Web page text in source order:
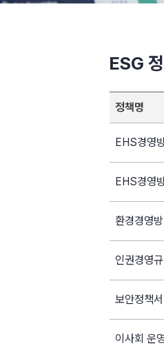
ESG
정책명
EHS경영
EHS경영
환경경영
인권경영
보안정책서
이사회 운